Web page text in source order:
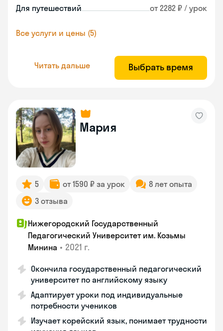
Для путешествий от 2282 ₽ / урок
Все услуги и цены (5)
Читать дальше Выбрать время
Мария
5 от 1590 ₽ за урок
8 лет опыта
3 отзыва
Нижегородский Государственный
Педагогический Университет им. Козьмы
Минина • 2021 г.
Окончила государственный педагогический
университет по английскому языку
Адаптирует уроки под индивидуальные
потребности учеников
Изучает корейский язык, понимает трудности